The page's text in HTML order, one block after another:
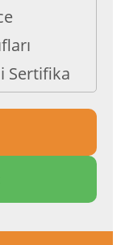
Sertifika